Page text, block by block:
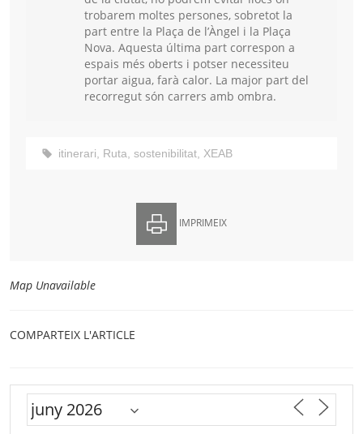
trobarem moltes persones, sobretot la
part entre la Plaça de l’Àngel i la Plaça
Nova. Aquesta última part correspon a
espais més oberts i potser necessiteu
portar aigua, farà calor. La major part del
recorregut són carrers amb ombra.
itinerari Ruta sostenibilitat XEAB
IMPRIMEIX
Map Unavailable
COMPARTEIX L'ARTICLE